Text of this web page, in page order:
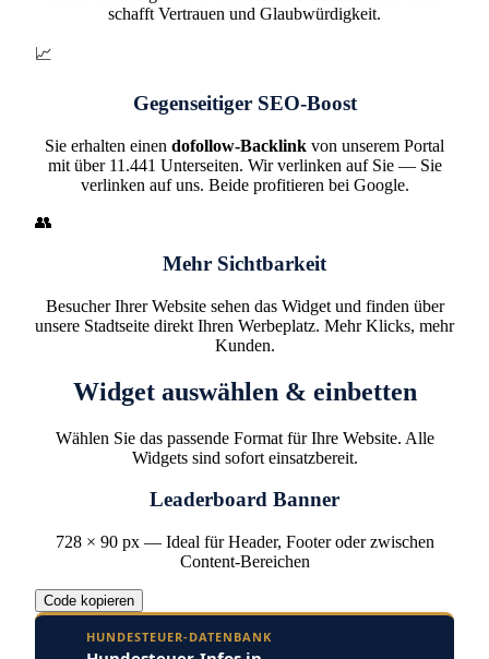
schafft Vertrauen und Glaubwürdigkeit.
📈
Gegenseitiger SEO-Boost
Sie erhalten einen dofollow-Backlink von unserem Portal
mit über 11.441 Unterseiten. Wir verlinken auf Sie — Sie
verlinken auf uns. Beide profitieren bei Google.
👥
Mehr Sichtbarkeit
Besucher Ihrer Website sehen das Widget und finden über
unsere Stadtseite direkt Ihren Werbeplatz. Mehr Klicks, mehr
Kunden.
Widget auswählen & einbetten
Wählen Sie das passende Format für Ihre Website. Alle
Widgets sind sofort einsatzbereit.
Leaderboard Banner
728 × 90 px— Ideal für Header, Footer oder zwischen
Content-Bereichen
Code kopieren
HUNDESTEUER-DATENBANK